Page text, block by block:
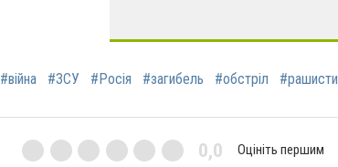
#війна #ЗСУ #Росія #загибель #обстріл #рашисти
0,0 Оцініть першим